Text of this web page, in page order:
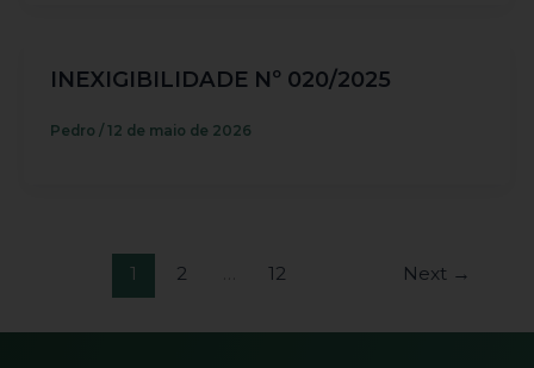
INEXIGIBILIDADE Nº 020/2025
Pedro / 12 de maio de 2026
1 2 12 Next →